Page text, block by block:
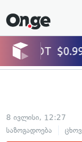
8 ივლისი, 12:27
საზოგადოება